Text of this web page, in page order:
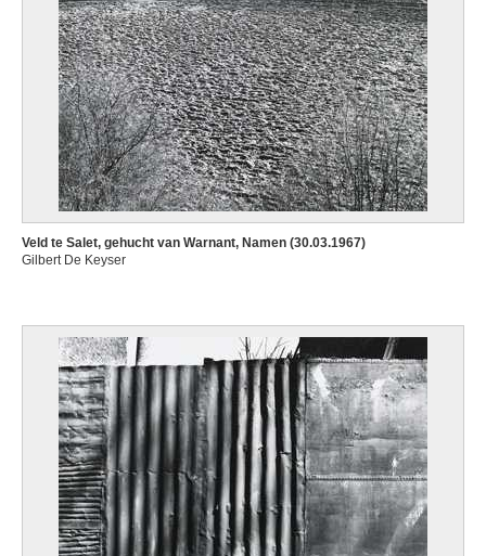
Veld te Salet, gehucht van Warnant, Namen (30.03.1967)
Gilbert De Keyser